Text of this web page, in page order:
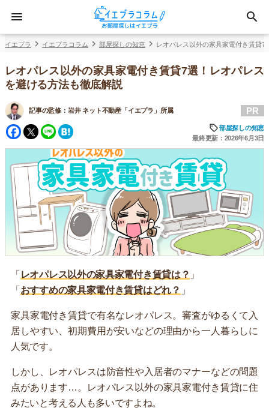
イエプラ イエプラコラム 部屋探しの知恵 レオパレス以外の家具家電付き賃貸
レオパレス以外の家具家電付き賃貸7選！レオパレス
を避ける方法も徹底解説
記事の監修： 岩井 ネット不動産「イエプラ」所属
Facebook
Twitter
Line
PR
部屋探しの知恵
最終更新：2026年6月3日
「 レオパレス以外の家具家電付き賃貸は？ 」
「 おすすめの家具家電付き賃貸はどれ？ 」
家具家電付き賃貸で有名なレオパレス。審査がゆるくて入
居しやすい、初期費用が安いなどの理由から一人暮らしに
人気です。
しかし、レオパレスは防音性や入居者のマナーなどの問題
点があります…。レオパレス以外の家具家電付き賃貸に住
みたいと考える人も多いですよね。